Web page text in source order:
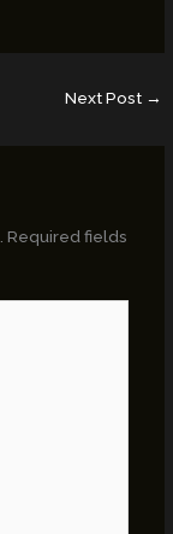
Next Post →
Required fields